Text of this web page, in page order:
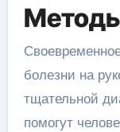
болезни на
тщательной
помогут